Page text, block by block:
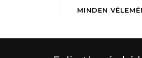
MINDEN